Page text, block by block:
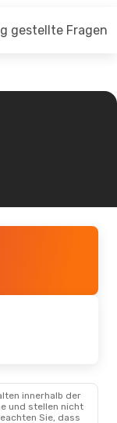
gestellte Fragen
innerhalb der
und stellen nicht
Sie, dass